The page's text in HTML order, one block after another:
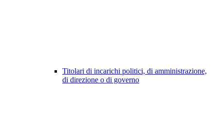
Titolari di incarichi politici, di amministrazione,
di direzione o di governo